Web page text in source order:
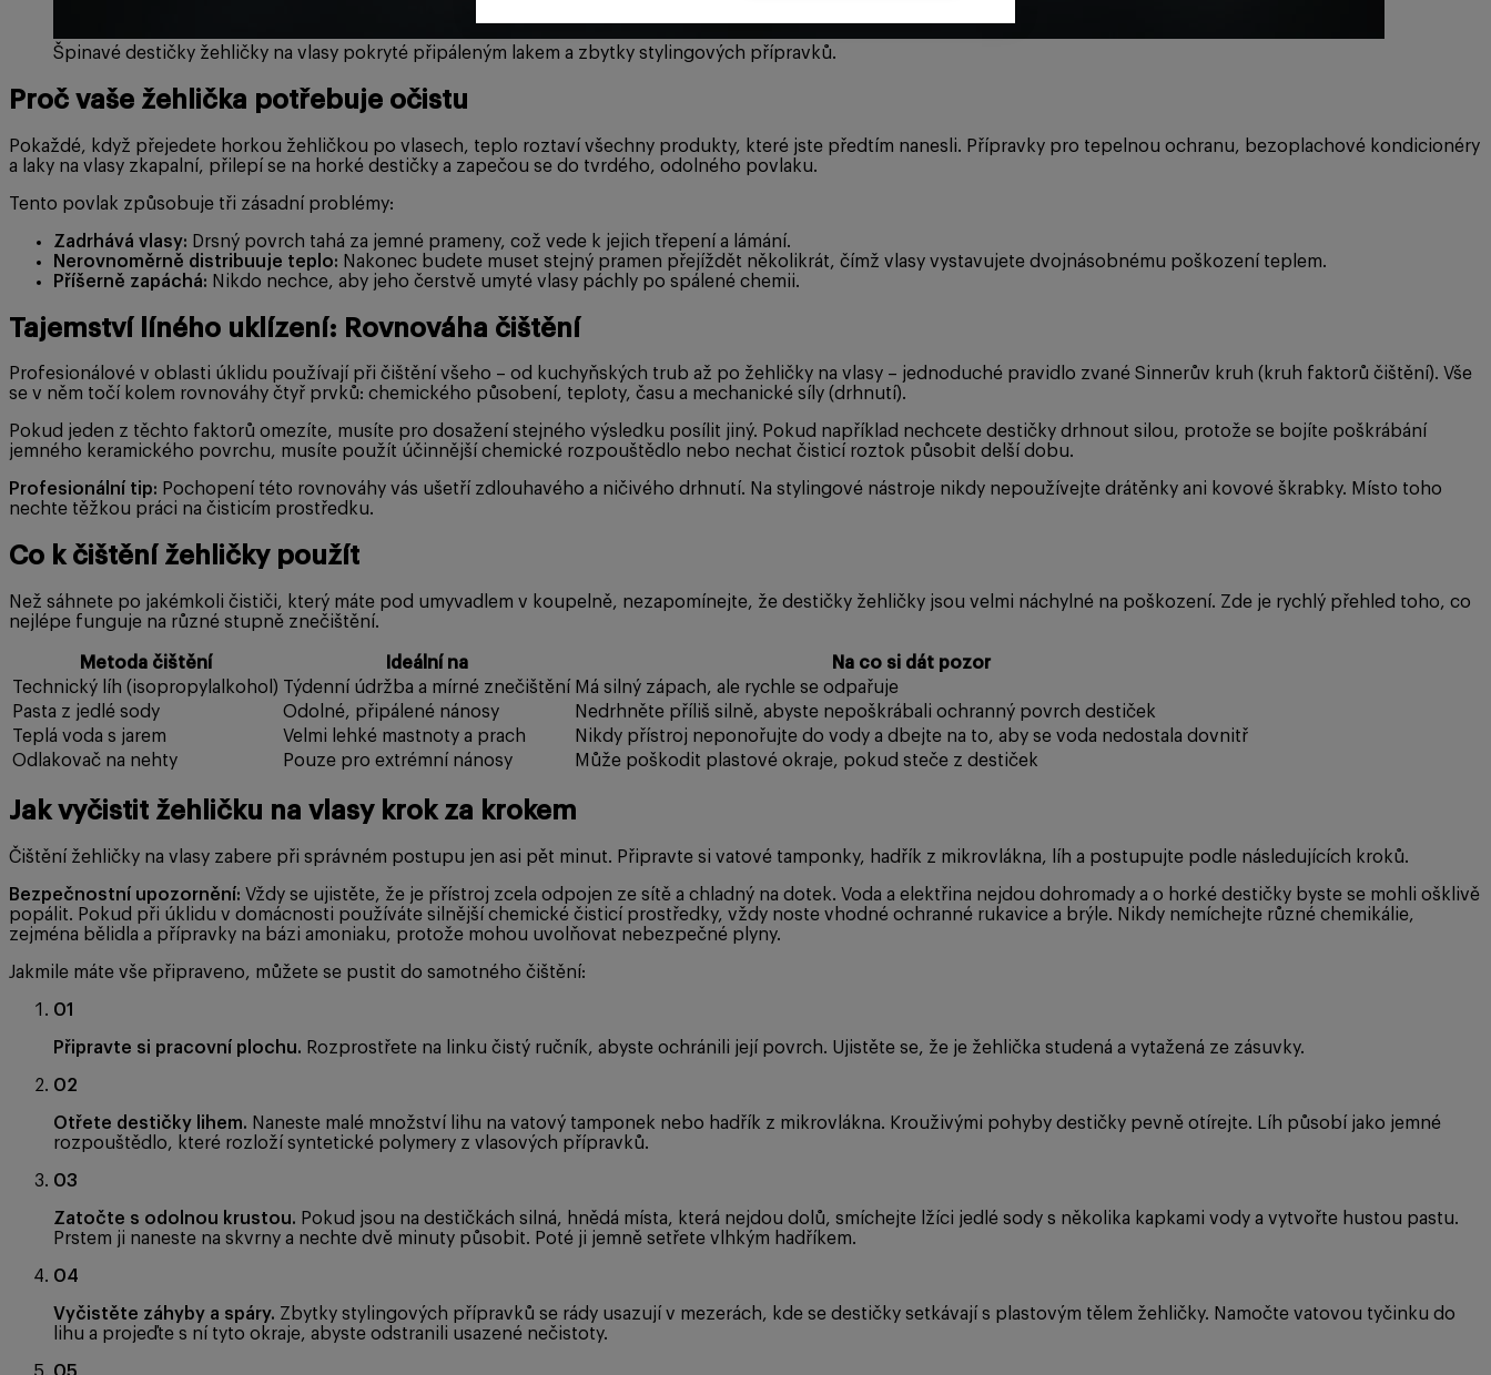
Špinavé destičky žehličky na vlasy pokryté připáleným lakem a zbytky stylingových přípravků.
Proč vaše žehlička potřebuje očistu
Pokaždé, když přejedete horkou žehličkou po vlasech, teplo roztaví všechny produkty, které jste předtím nanesli. Přípravky pro tepelnou ochranu, bezoplachové kondicionéry
a laky na vlasy zkapalní, přilepí se na horké destičky a zapečou se do tvrdého, odolného povlaku.
Tento povlak způsobuje tři zásadní problémy:
Zadrhává vlasy: Drsný povrch tahá za jemné prameny, což vede k jejich třepení a lámání.
Nerovnoměrně distribuuje teplo: Nakonec budete muset stejný pramen přejíždět několikrát, čímž vlasy vystavujete dvojnásobnému poškození teplem.
Příšerně zapáchá: Nikdo nechce, aby jeho čerstvě umyté vlasy páchly po spálené chemii.
Tajemství líného uklízení: Rovnováha čištění
Profesionálové v oblasti úklidu používají při čištění všeho – od kuchyňských trub až po žehličky na vlasy – jednoduché pravidlo zvané Sinnerův kruh (kruh faktorů čištění). Vše
se v něm točí kolem rovnováhy čtyř prvků: chemického působení, teploty, času a mechanické síly (drhnutí).
Pokud jeden z těchto faktorů omezíte, musíte pro dosažení stejného výsledku posílit jiný. Pokud například nechcete destičky drhnout silou, protože se bojíte poškrábání
jemného keramického povrchu, musíte použít účinnější chemické rozpouštědlo nebo nechat čisticí roztok působit delší dobu.
Profesionální tip: Pochopení této rovnováhy vás ušetří zdlouhavého a ničivého drhnutí. Na stylingové nástroje nikdy nepoužívejte drátěnky ani kovové škrabky. Místo toho
nechte těžkou práci na čisticím prostředku.
Co k čištění žehličky použít
Než sáhnete po jakémkoli čističi, který máte pod umyvadlem v koupelně, nezapomínejte, že destičky žehličky jsou velmi náchylné na poškození. Zde je rychlý přehled toho, co
nejlépe funguje na různé stupně znečištění.
Metoda čištění Ideální na
Na co si dát pozor
Technický líh (isopropylalkohol)
Týdenní údržba a mírné znečištění Má silný zápach, ale rychle se odpařuje
Pasta z jedlé sody
Odolné, připálené nánosy
Nedrhněte příliš silně, abyste nepoškrábali ochranný povrch destiček
Teplá voda s jarem
Velmi lehké mastnoty a prach
Nikdy přístroj neponořujte do vody a dbejte na to, aby se voda nedostala dovnitř
Odlakovač na nehty
Pouze pro extrémní nánosy Může poškodit plastové okraje, pokud steče z destiček
Jak vyčistit žehličku na vlasy krok za krokem
Čištění žehličky na vlasy zabere při správném postupu jen asi pět minut. Připravte si vatové tamponky, hadřík z mikrovlákna, líh a postupujte podle následujících kroků.
Bezpečnostní upozornění: Vždy se ujistěte, že je přístroj zcela odpojen ze sítě a chladný na dotek. Voda a elektřina nejdou dohromady a o horké destičky byste se mohli ošklivě
popálit. Pokud při úklidu v domácnosti používáte silnější chemické čisticí prostředky, vždy noste vhodné ochranné rukavice a brýle. Nikdy nemíchejte různé chemikálie,
zejména bělidla a přípravky na bázi amoniaku, protože mohou uvolňovat nebezpečné plyny.
Jakmile máte vše připraveno, můžete se pustit do samotného čištění:
01
Připravte si pracovní plochu. Rozprostřete na linku čistý ručník, abyste ochránili její povrch. Ujistěte se, že je žehlička studená a vytažená ze zásuvky.
02
Otřete destičky lihem. Naneste malé množství lihu na vatový tamponek nebo hadřík z mikrovlákna. Krouživými pohyby destičky pevně otírejte. Líh působí jako jemné
rozpouštědlo, které rozloží syntetické polymery z vlasových přípravků.
03
Zatočte s odolnou krustou. Pokud jsou na destičkách silná, hnědá místa, která nejdou dolů, smíchejte lžíci jedlé sody s několika kapkami vody a vytvořte hustou pastu.
Prstem ji naneste na skvrny a nechte dvě minuty působit. Poté ji jemně setřete vlhkým hadříkem.
04
Vyčistěte záhyby a spáry. Zbytky stylingových přípravků se rády usazují v mezerách, kde se destičky setkávají s plastovým tělem žehličky. Namočte vatovou tyčinku do
lihu a projeďte s ní tyto okraje, abyste odstranili usazené nečistoty.